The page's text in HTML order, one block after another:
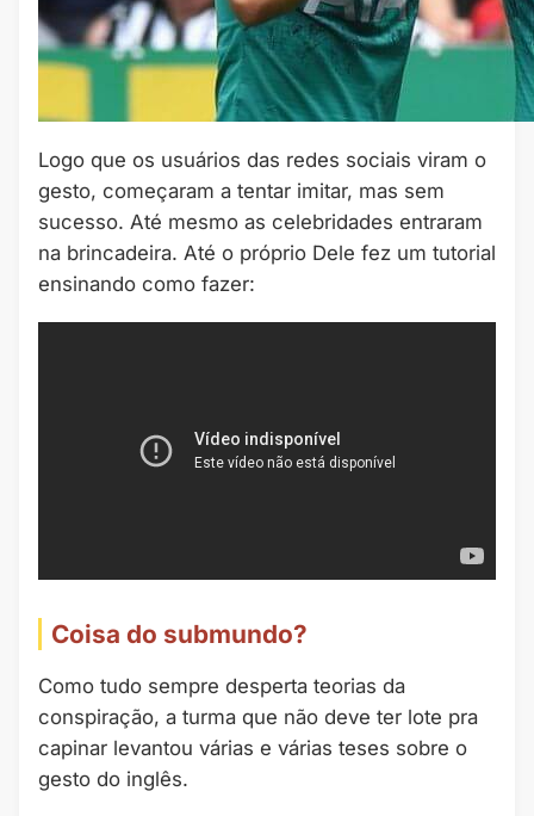
Logo que os usuários das redes sociais viram o
gesto, começaram a tentar imitar, mas sem
sucesso. Até mesmo as celebridades entraram
na brincadeira. Até o próprio Dele fez um tutorial
ensinando como fazer:
Coisa do submundo?
Como tudo sempre desperta teorias da
conspiração, a turma que não deve ter lote pra
capinar levantou várias e várias teses sobre o
gesto do inglês.